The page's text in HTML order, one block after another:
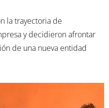
la trayectoria de
y decidieron afrontar
de una nueva entidad